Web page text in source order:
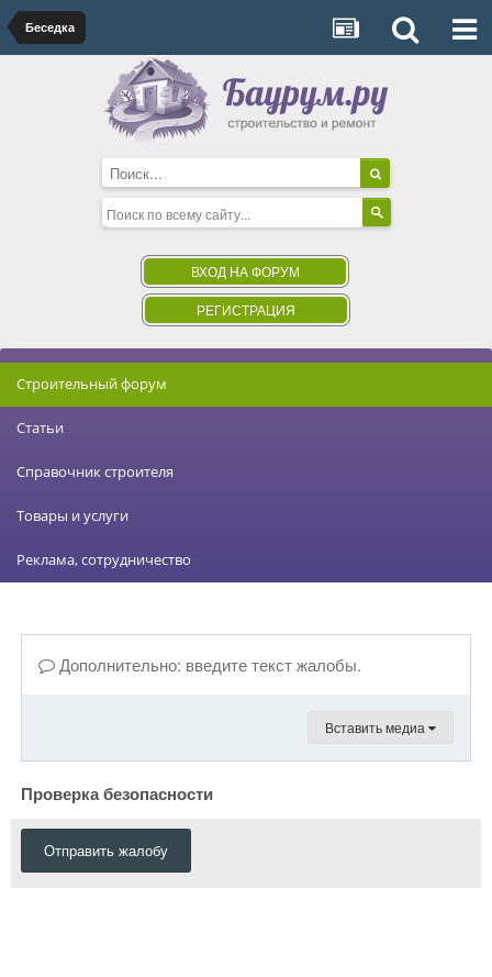
Беседка
ВХОД НА ФОРУМ
РЕГИСТРАЦИЯ
Строительный форум
Статьи
Справочник строителя
Товары и услуги
Реклама, сотрудничество
Дополнительно: введите текст жалобы.
Вставить медиа
Проверка безопасности
Отправить жалобу